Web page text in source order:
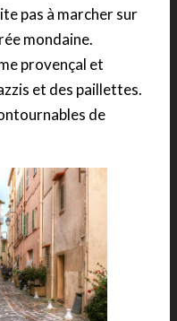
pas à marcher sur
mondaine.
provençal et
et des paillettes.
de